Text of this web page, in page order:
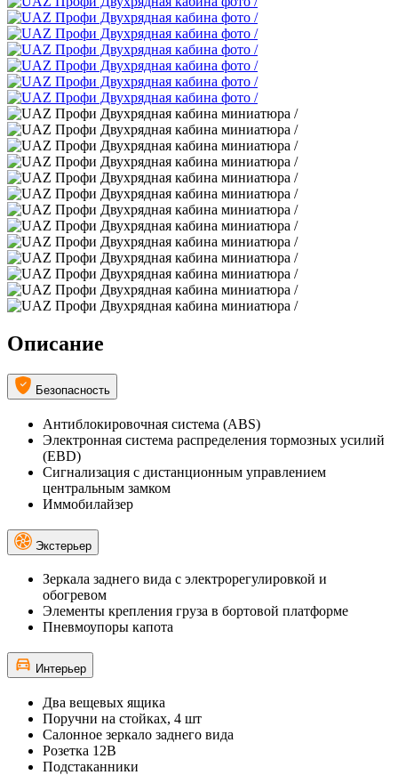
Описание
Безопасность
Антиблокировочная система (ABS)
Электронная система распределения тормозных усилий
(EBD)
Сигнализация с дистанционным управлением
центральным замком
Иммобилайзер
Экстерьер
Зеркала заднего вида с электрорегулировкой и
обогревом
Элементы крепления груза в бортовой платформе
Пневмоупоры капота
Интерьер
Два вещевых ящика
Поручни на стойках, 4 шт
Салонное зеркало заднего вида
Розетка 12В
Подстаканники